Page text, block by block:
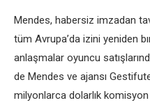
Mendes, habersiz imzadan
tüm Avrupa’da izini yeniden
anlaşmalar oyuncu
de Mendes ve ajansı
milyonlarca dolarlık